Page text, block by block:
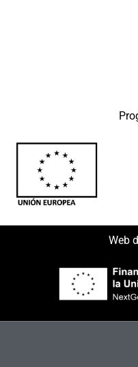
Web